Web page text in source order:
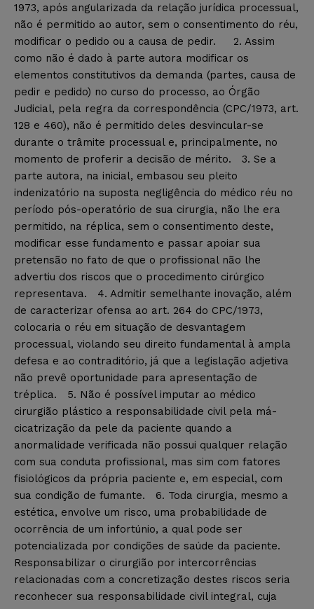
1973, após angularizada da relação jurídica processual,
não é permitido ao autor, sem o consentimento do réu,
modificar o pedido ou a causa de pedir. 2. Assim
como não é dado à parte autora modificar os
elementos constitutivos da demanda (partes, causa de
pedir e pedido) no curso do processo, ao Órgão
Judicial, pela regra da correspondência (CPC/1973, art.
128 e 460), não é permitido deles desvincular-se
durante o trâmite processual e, principalmente, no
momento de proferir a decisão de mérito. 3. Se a
parte autora, na inicial, embasou seu pleito
indenizatório na suposta negligência do médico réu no
período pós-operatório de sua cirurgia, não lhe era
permitido, na réplica, sem o consentimento deste,
modificar esse fundamento e passar apoiar sua
pretensão no fato de que o profissional não lhe
advertiu dos riscos que o procedimento cirúrgico
representava. 4. Admitir semelhante inovação, além
de caracterizar ofensa ao art. 264 do CPC/1973,
colocaria o réu em situação de desvantagem
processual, violando seu direito fundamental à ampla
defesa e ao contraditório, já que a legislação adjetiva
não prevê oportunidade para apresentação de
tréplica. 5. Não é possível imputar ao médico
cirurgião plástico a responsabilidade civil pela má-
cicatrização da pele da paciente quando a
anormalidade verificada não possui qualquer relação
com sua conduta profissional, mas sim com fatores
fisiológicos da própria paciente e, em especial, com
sua condição de fumante. 6. Toda cirurgia, mesmo a
estética, envolve um risco, uma probabilidade de
ocorrência de um infortúnio, a qual pode ser
potencializada por condições de saúde da paciente.
Responsabilizar o cirurgião por intercorrências
relacionadas com a concretização destes riscos seria
reconhecer sua responsabilidade civil integral, cuja